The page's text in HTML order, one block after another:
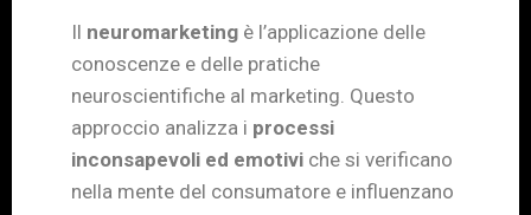
Il neuromarketing è l’applicazione delle
conoscenze e delle pratiche
neuroscientifiche al marketing. Questo
approccio analizza i processi
inconsapevoli ed emotivi che si verificano
nella mente del consumatore e influenzano